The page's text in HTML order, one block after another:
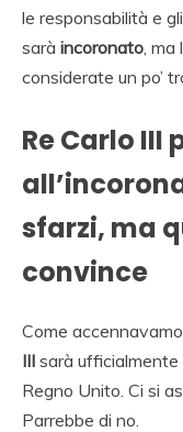
le responsabilità e
sarà incoronato ,
considerate un po’
Re Carlo III
sfarzi, ma
convince
Come
III sarà
Regno Unito. Ci si
Parrebbe di no.